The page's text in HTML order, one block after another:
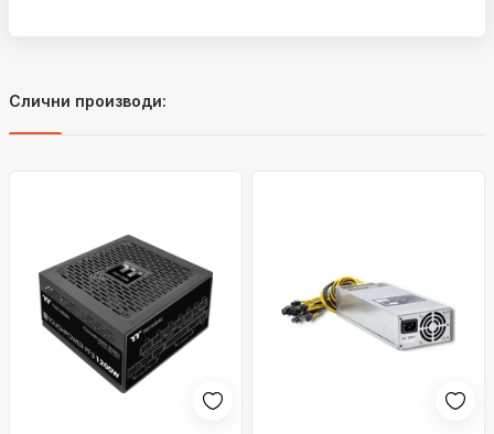
Слични производи: